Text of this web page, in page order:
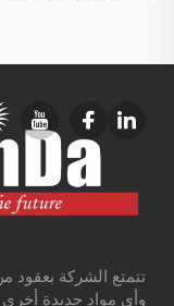
تتمتع الشركة بعقود
وأي مواد جديدة أخرى